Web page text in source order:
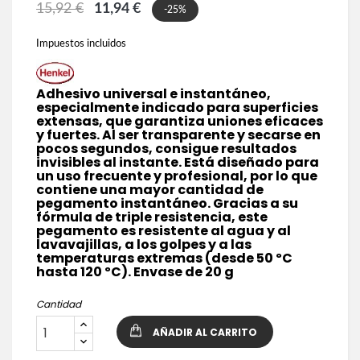
15,92 € 11,94 € -25%
Impuestos incluidos
Adhesivo universal e instantáneo,
especialmente indicado para superficies
extensas, que garantiza uniones eficaces
y fuertes. Al ser transparente y secarse en
pocos segundos, consigue resultados
invisibles al instante. Está diseñado para
un uso frecuente y profesional, por lo que
contiene una mayor cantidad de
pegamento instantáneo. Gracias a su
fórmula de triple resistencia, este
pegamento es resistente al agua y al
lavavajillas, a los golpes y a las
temperaturas extremas (desde 50 ºC
hasta 120 ºC). Envase de 20 g
Cantidad
AÑADIR AL CARRITO